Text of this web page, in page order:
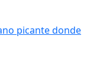
picante donde